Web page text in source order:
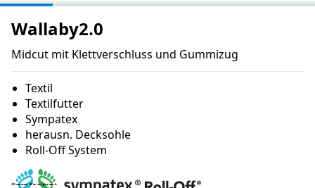
Wallaby2.0
Midcut mit Klettverschluss und Gummizug
Textil
Textilfutter
Sympatex
herausn. Decksohle
Roll-Off System